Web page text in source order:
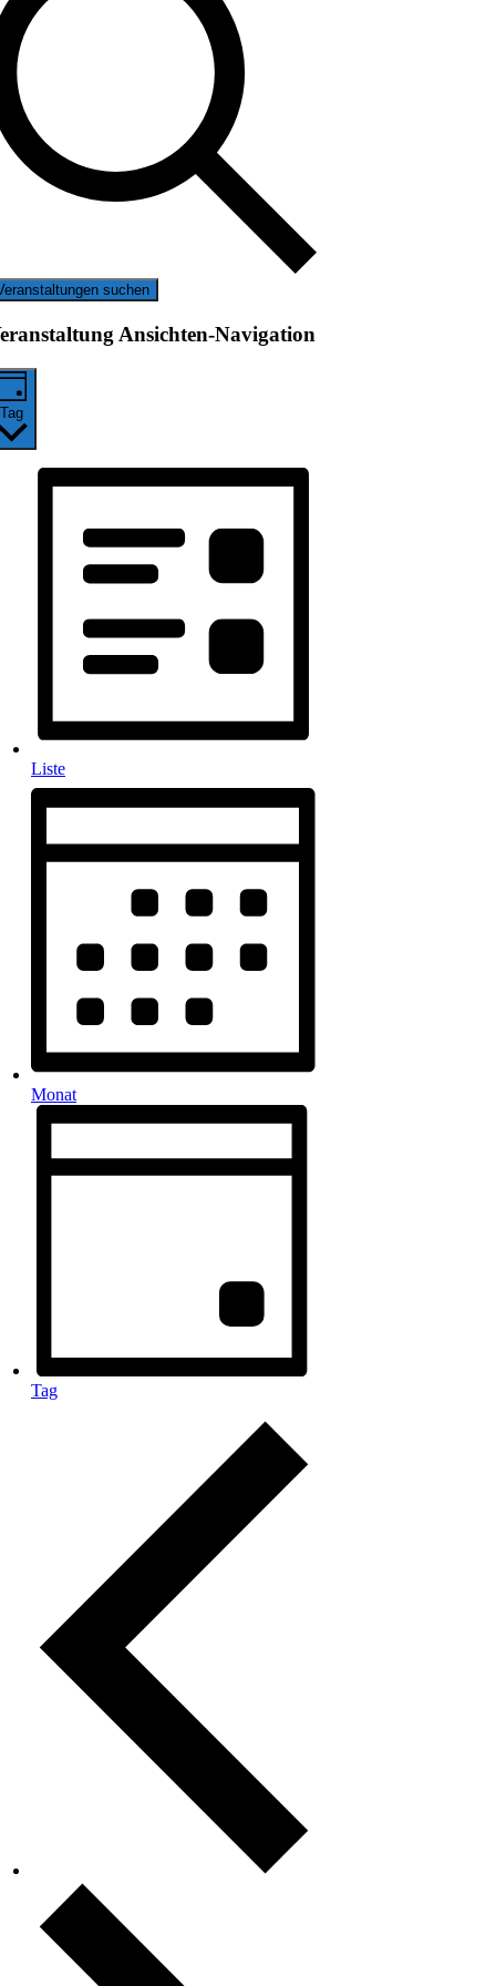
suchen
Ansichten-Navigation
Tag
Liste
Monat
Tag